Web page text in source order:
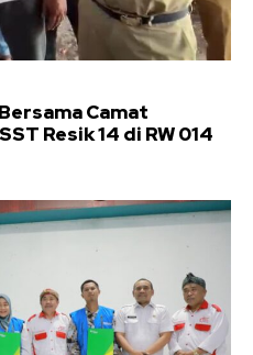
Camat
Resik 14 di RW 014